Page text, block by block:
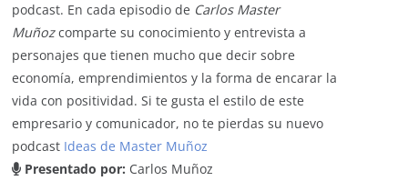
podcast. En cada episodio de Carlos Master
Muñozcomparte su conocimiento y entrevista a
personajes que tienen mucho que decir sobre
economía, emprendimientos y la forma de encarar la
vida con positividad. Si te gusta el estilo de este
empresario y comunicador, no te pierdas su nuevo
podcast Ideas de Master Muñoz
Presentado por: Carlos Muñoz